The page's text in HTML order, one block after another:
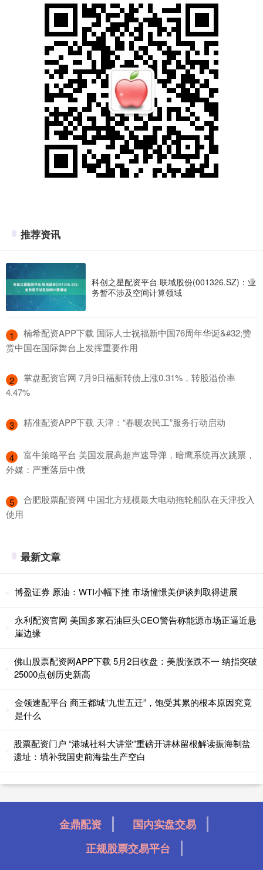
推荐资讯
科创之星配资平台 联域股份(001326.SZ)：业
务暂不涉及空间计算领域
1
​楠希配资APP下载 国际人士祝福新中国76周年华诞&#32;赞
赏中国在国际舞台上发挥重要作用
2
​掌盘配资官网 7月9日福新转债上涨0.31%，转股溢价率
4.47%
3 ​精准配资APP下载 天津：“春暖农民工”服务行动启动
4
​富牛策略平台 美国发展高超声速导弹，暗鹰系统再次跳票，
外媒：严重落后中俄
5
​合肥股票配资网 中国北方规模最大电动拖轮船队在天津投入
使用
最新文章
博盈证券 原油：WTI小幅下挫 市场憧憬美伊谈判取得进展
永利配资官网 美国多家石油巨头CEO警告称能源市场正逼近悬
崖边缘
佛山股票配资网APP下载 5月2日收盘：美股涨跌不一 纳指突破
25000点创历史新高
金领速配平台 商王都城“九世五迁”，饱受其累的根本原因究竟
是什么
股票配资门户 “港城社科大讲堂”重磅开讲林留根解读振海制盐
遗址：填补我国史前海盐生产空白
金鼎配资
国内实盘交易
正规股票交易平台